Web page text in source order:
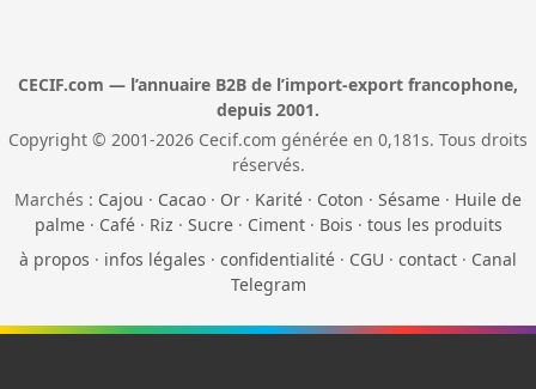
CECIF.com — l’annuaire B2B de l’import-export francophone,
depuis 2001.
Copyright © 2001-2026 Cecif.com générée en 0,181s. Tous droits
réservés.
Marchés : Cajou · Cacao · Or · Karité · Coton · Sésame · Huile de
palme· Café· Riz · Sucre· Ciment· Bois · tous les produits
à propos · infos légales · confidentialité · CGU · contact · Canal
Telegram